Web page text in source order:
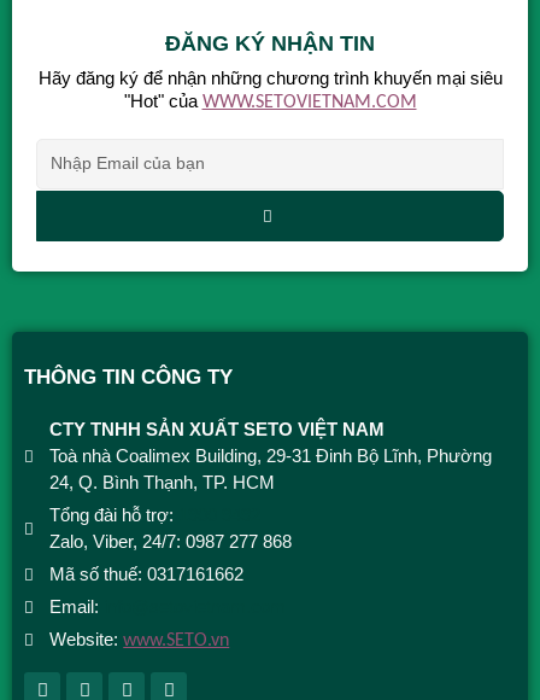
ĐĂNG KÝ NHẬN TIN
Hãy đăng ký để nhận những chương trình khuyến mại siêu
"Hot" của WWW.SETOVIETNAM.COM
THÔNG TIN CÔNG TY
CTY TNHH SẢN XUẤT SETO VIỆT NAM
Toà nhà Coalimex Building, 29-31 Đinh Bộ Lĩnh, Phường
24, Q. Bình Thạnh, TP. HCM
Tổng đài hỗ trợ:
Zalo, Viber, 24/7: 0987 277 868
Mã số thuế: 0317161662
Email:
Website:www.SETO.vn